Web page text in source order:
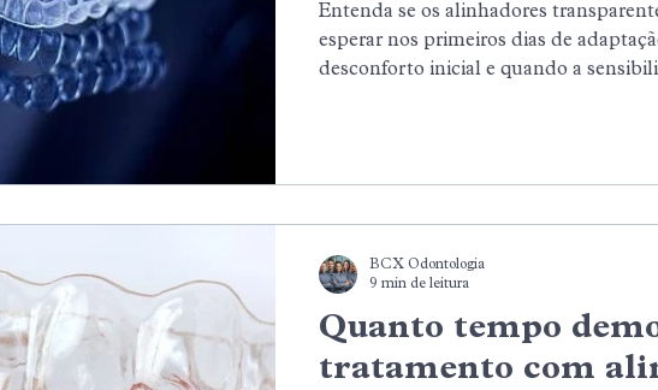
Entenda se os alinhadores
esperar nos primeiros dias de
desconforto inicial e quando a
Quanto tempo
tratamento com
BCX Odontologia
9 min de leitura